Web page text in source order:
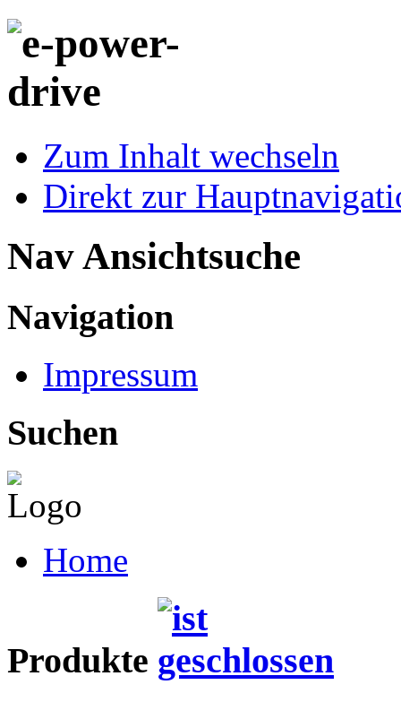
Zum Inhalt wechseln
Direkt zur
Nav Ansichtsuche
Navigation
Impressum
Suchen
Home
Produkte